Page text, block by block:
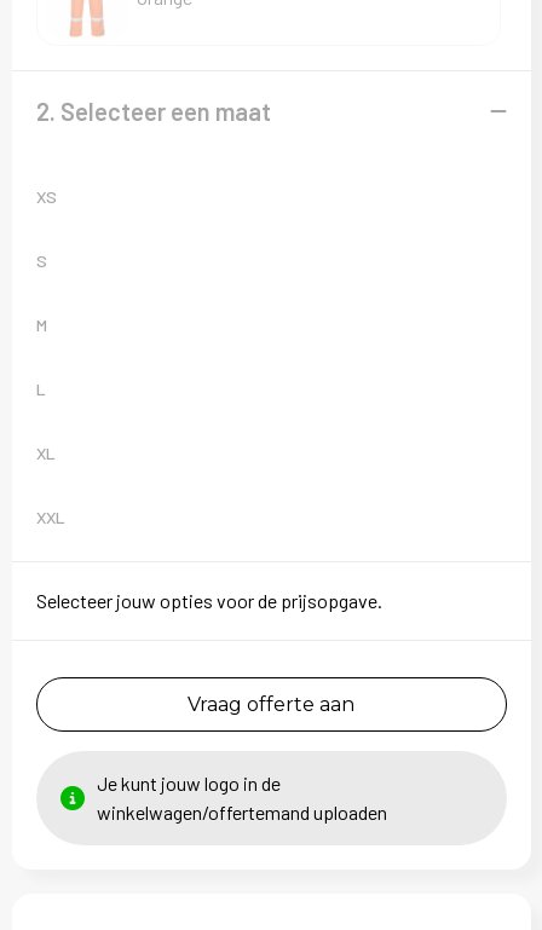
Veiligheidsvesten en Veiligheidshesjes
2. Selecteer een maat
XS
S
M
L
XL
XXL
Selecteer jouw opties voor de prijsopgave.
Vraag offerte aan
Je kunt jouw logo in de
winkelwagen/offertemand uploaden